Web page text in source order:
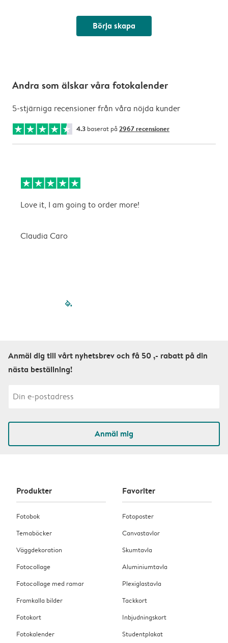
Börja skapa
Andra som älskar våra fotokalender
5-stjärniga recensioner från våra nöjda kunder
4.3 baserat på 2967 recensioner
Love it, I am going to order more!
Claudia Caro
filled-pagination
Anmäl dig till vårt nyhetsbrev och få 50 ,- rabatt på din
nästa beställning!
Anmäl mig
Produkter
Fotobok
Temaböcker
Väggdekoration
Fotocollage
Fotocollage med ramar
Framkalla bilder
Fotokort
Fotokalender
Favoriter
Fotoposter
Canvastavlor
Skumtavla
Aluminiumtavla
Plexiglastavla
Tackkort
Inbjudningskort
Studentplakat